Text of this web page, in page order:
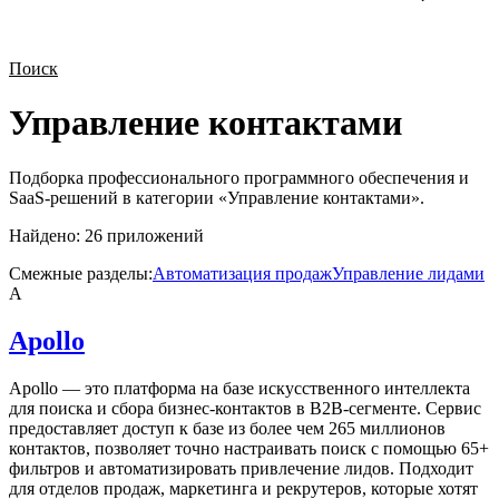
Поиск
Управление контактами
Подборка профессионального программного обеспечения и
SaaS-решений в категории «Управление контактами».
Найдено: 26 приложений
Смежные разделы:Автоматизация продажУправление лидами
A
Apollo
Apollo — это платформа на базе искусственного интеллекта
для поиска и сбора бизнес-контактов в B2B-сегменте. Сервис
предоставляет доступ к базе из более чем 265 миллионов
контактов, позволяет точно настраивать поиск с помощью 65+
фильтров и автоматизировать привлечение лидов. Подходит
для отделов продаж, маркетинга и рекрутеров, которые хотят